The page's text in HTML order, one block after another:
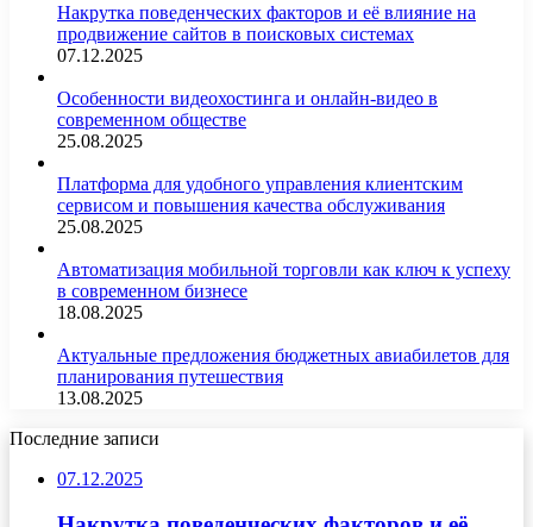
Накрутка поведенческих факторов и её влияние на
продвижение сайтов в поисковых системах
07.12.2025
Особенности видеохостинга и онлайн-видео в
современном обществе
25.08.2025
Платформа для удобного управления клиентским
сервисом и повышения качества обслуживания
25.08.2025
Автоматизация мобильной торговли как ключ к успеху
в современном бизнесе
18.08.2025
Актуальные предложения бюджетных авиабилетов для
планирования путешествия
13.08.2025
Последние записи
07.12.2025